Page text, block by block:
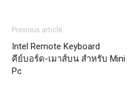
Previous article
Intel Remote Keyboard
คีย์บอร์ด-เมาส์บน สำหรับ Mini
Pc